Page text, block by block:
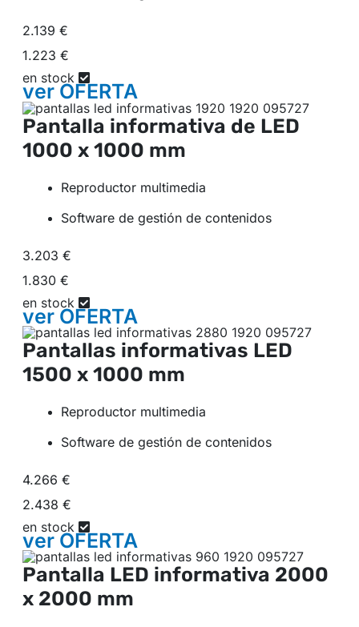
2.139 €
1.223 €
en stock
verOFERTA
Pantalla informativa de LED
1000 x 1000 mm
Reproductor multimedia
Software de gestión de contenidos
3.203 €
1.830 €
en stock
verOFERTA
Pantallas informativas LED
1500 x 1000 mm
Reproductor multimedia
Software de gestión de contenidos
4.266 €
2.438 €
en stock
verOFERTA
Pantalla LED informativa 2000
x 2000 mm